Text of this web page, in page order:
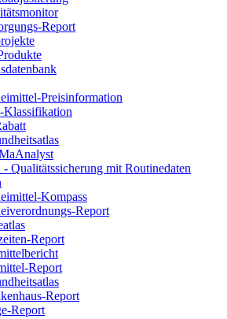
Report
Preisinformation
Klassifikation
- Qualitätssicherung mit Routinedaten
Kompass
Report
Report
Report
Report
Report